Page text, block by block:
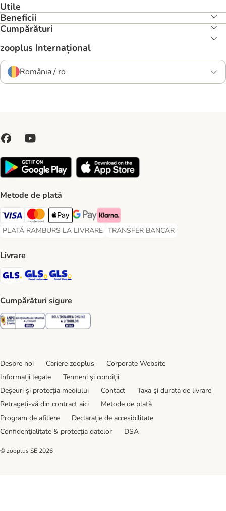
Utile
Beneficii
Cumpărături
zooplus Internațional
România / ro
Metode de plată
Visa Payment Method
Master Card Payment Method
Apple Pay Payment Method
Google Pay Payment Method
Klarna Payment Method
PLATĂ RAMBURS LA LIVRARE
PLATĂ RAMBURS LA LIVRARE Payment Method
TRANSFER BANCAR
TRANSFER BANCAR Payment
Livrare
GLS Shipping Method
GLS Locker Shipping Method
Cumpărături sigure
Security Security
Despre noi Cariere zooplus
Corporate Website
Informații legale
Termeni şi condiţii
Deșeuri și protecția mediului
Contact
Taxa şi durata de livrare
Retrageți-vă din contract aici
Metode de plată
Program de afiliere
Declarație de accesibilitate
Confidenţialitate & protecția datelor
DSA
© zooplus SE 2026